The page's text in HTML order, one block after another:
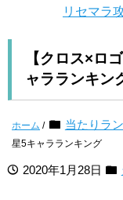
リセマラ
【クロス×ロ
ャラランキン
ホーム / 当たりラ
星5キャラランキング
2020年1月28日